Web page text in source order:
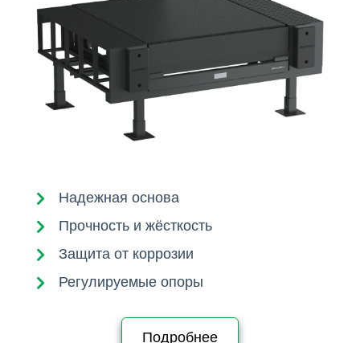
Надежная основа
Прочность и жёсткость
Защита от коррозии
Регулируемые опоры
Подробнее